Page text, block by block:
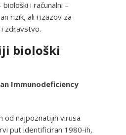
i računalni –
rizik, ali i izazov za
zdravstvo.
biološki
Immunodeficiency
od najpoznatijih virusa
put identificiran 1980-ih,